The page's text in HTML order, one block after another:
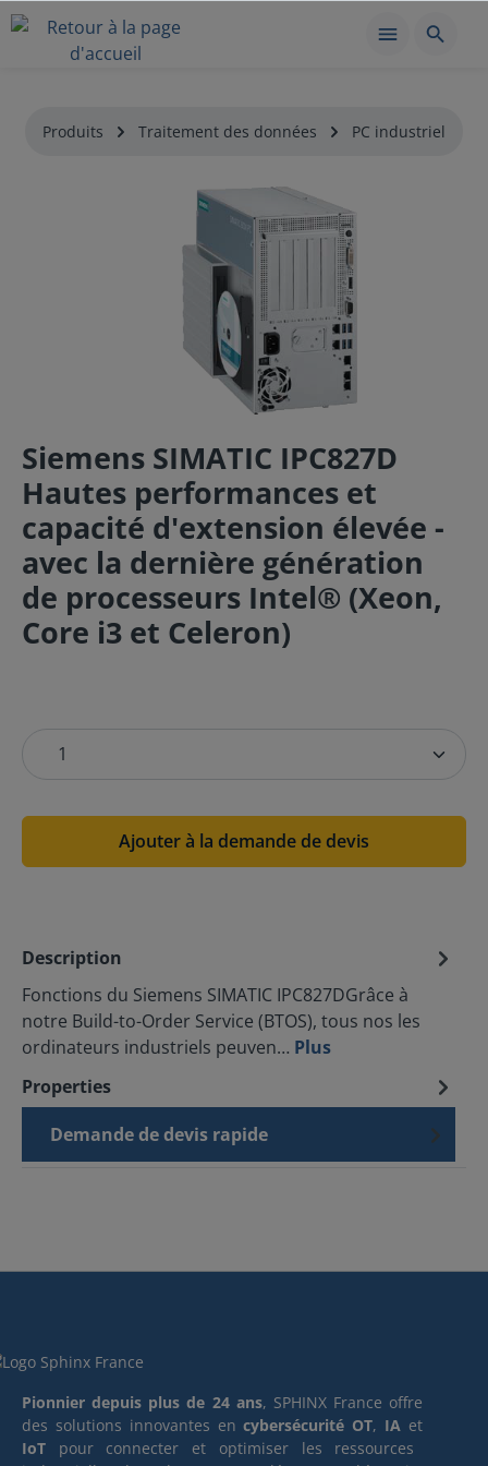
Produits Traitement des données PC industriel
Siemens SIMATIC IPC827D
Hautes performances et
capacité d'extension élevée -
avec la dernière génération
de processeurs Intel® (Xeon,
Core i3 et Celeron)
Ajouter à la demande de devis
Description
Fonctions du Siemens SIMATIC IPC827DGrâce à
notre Build-to-Order Service (BTOS), tous nos les
ordinateurs industriels peuven… Plus
Properties
Demande de devis rapide
Pionnier depuis plus de 24 ans, SPHINX France offre
des solutions innovantes encybersécurité OT, IA et
IoT pour connecter et optimiser les ressources